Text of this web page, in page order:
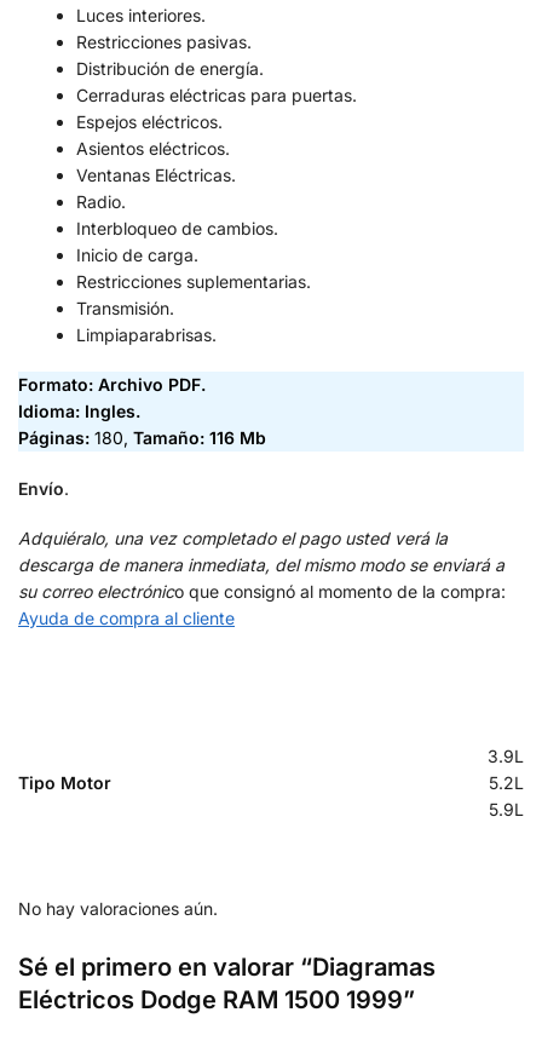
Luces interiores.
Restricciones pasivas.
Distribución de energía.
Cerraduras eléctricas para puertas.
Espejos eléctricos.
Asientos eléctricos.
Ventanas Eléctricas.
Radio.
Interbloqueo de cambios.
Inicio de carga.
Restricciones suplementarias.
Transmisión.
Limpiaparabrisas.
Formato: Archivo PDF.
Idioma: Ingles.
Páginas: 180, Tamaño: 116 Mb
Envío.
Adquiéralo, una vez completado el pago usted verá la
descarga de manera inmediata, del mismo modo se enviará a
su correo electrónico que consignó al momento de la compra:
Ayuda de compra al cliente
Tipo Motor
3.9L
5.2L
5.9L
No hay valoraciones aún.
Sé el primero en valorar “Diagramas
Eléctricos Dodge RAM 1500 1999”